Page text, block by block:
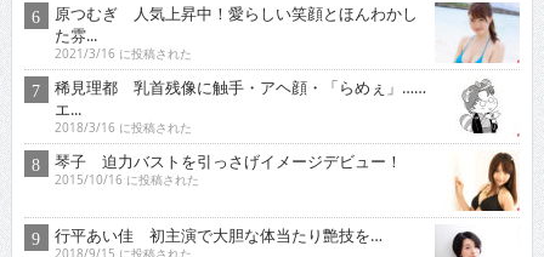
原つむぎ 人気上昇中！愛らしい笑顔とほんわかし
た雰...
2021/3/16 に投稿された
稀見理都 乳首残像に触手・アヘ顔・「らめぇ」……
エ...
2018/3/16 に投稿された
琴子 迫力バストを引っさげイメージデビュー！
2015/10/16 に投稿された
行平あい佳 初主演で大胆な体当たり艶技を…
2018/9/15 に投稿された